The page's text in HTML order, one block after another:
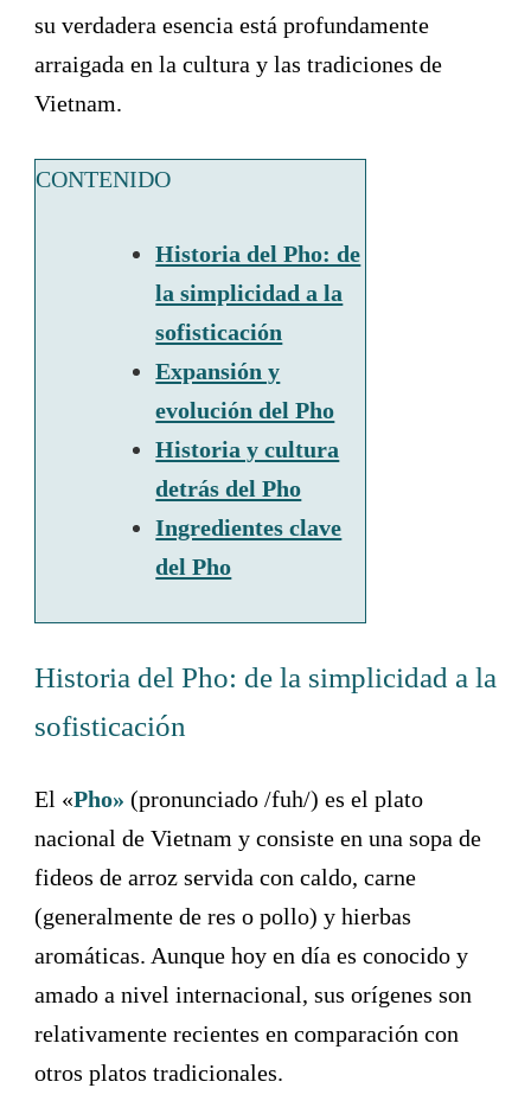
su verdadera esencia está profundamente
arraigada en la cultura y las tradiciones de
Vietnam.
CONTENIDO
Historia del Pho: de
la simplicidad a la
sofisticación
Expansión y
evolución del Pho
Historia y cultura
detrás del Pho
Ingredientes clave
del Pho
Historia del Pho: de la simplicidad a la
sofisticación
El «Pho» (pronunciado /fuh/) es el plato
nacional de Vietnam y consiste en una sopa de
fideos de arroz servida con caldo, carne
(generalmente de res o pollo) y hierbas
aromáticas. Aunque hoy en día es conocido y
amado a nivel internacional, sus orígenes son
relativamente recientes en comparación con
otros platos tradicionales.